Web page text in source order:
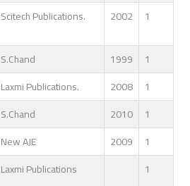
Scitech Publications. 2002 1
S.Chand 1999
1
Laxmi Publications. 2008
1
S.Chand 2010
1
New AJE 2009
1
Laxmi Publications 1